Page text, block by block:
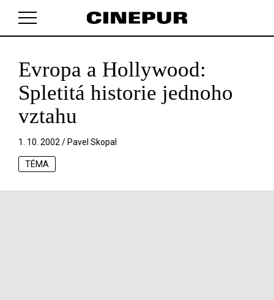
V košíku zatím nemáte žádné položky.
Evropa a Hollywood:
Spletitá historie jednoho
vztahu
1. 10. 2002 / Pavel Skopal
TÉMA